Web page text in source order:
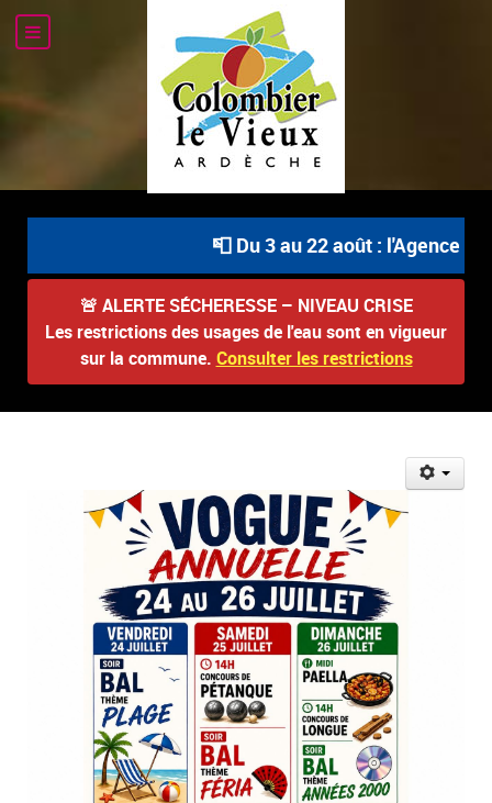
📮 Du 3 au 22 août : l'Agence
🚨 ALERTE SÉCHERESSE – NIVEAU CRISE
Les restrictions des usages de l'eau sont en vigueur
sur la commune. Consulter les restrictions